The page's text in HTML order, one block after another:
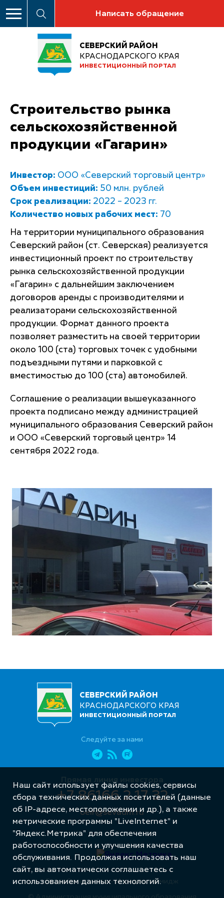
Написать обращение
СЕВЕРСКИЙ РАЙОН
КРАСНОДАРСКОГО КРАЯ
ИНВЕСТИЦИОННЫЙ ПОРТАЛ
Строительство рынка
сельскохозяйственной
продукции «Гагарин»
Инвестор: ООО «Северский торговый центр»
Объем инвестиций: 50 млн. рублей
Срок реализации: 2022 – 2023 гг.
Количество новых рабочих мест: 70
На территории муниципального образования
Северский район (ст. Северская) реализуется
инвестиционный проект по строительству
рынка сельскохозяйственной продукции
«Гагарин» с дальнейшим заключением
договоров аренды с производителями и
реализаторами сельскохозяйственной
продукции. Формат данного проекта
позволяет разместить на своей территории
около 100 (ста) торговых точек с удобными
подъездными путями и парковкой с
вместимостью до 100 (ста) автомобилей.
Соглашение о реализации вышеуказанного
проекта подписано между администрацией
муниципального образования Северский район
и ООО «Северский торговый центр» 14
сентября 2022 года.
СЕВЕРСКИЙ РАЙОН
КРАСНОДАРСКОГО КРАЯ
ИНВЕСТИЦИОННЫЙ ПОРТАЛ
Следуйте за нами
Прямая линия инвестора
+7 86166 2 17 32
oeir@sevadm.ru
Разработка сайта – Интернет-Имидж
Наш сайт использует файлы cookies, сервисы
сбора технических данных посетителей (данные
об IP-адресе, местоположении и др.), а также
метрические программы "LiveInternet" и
"Яндекс.Метрика" для обеспечения
работоспособности и улучшения качества
обслуживания. Продолжая использовать наш
сайт, вы автоматически соглашаетесь с
использованием данных технологий.